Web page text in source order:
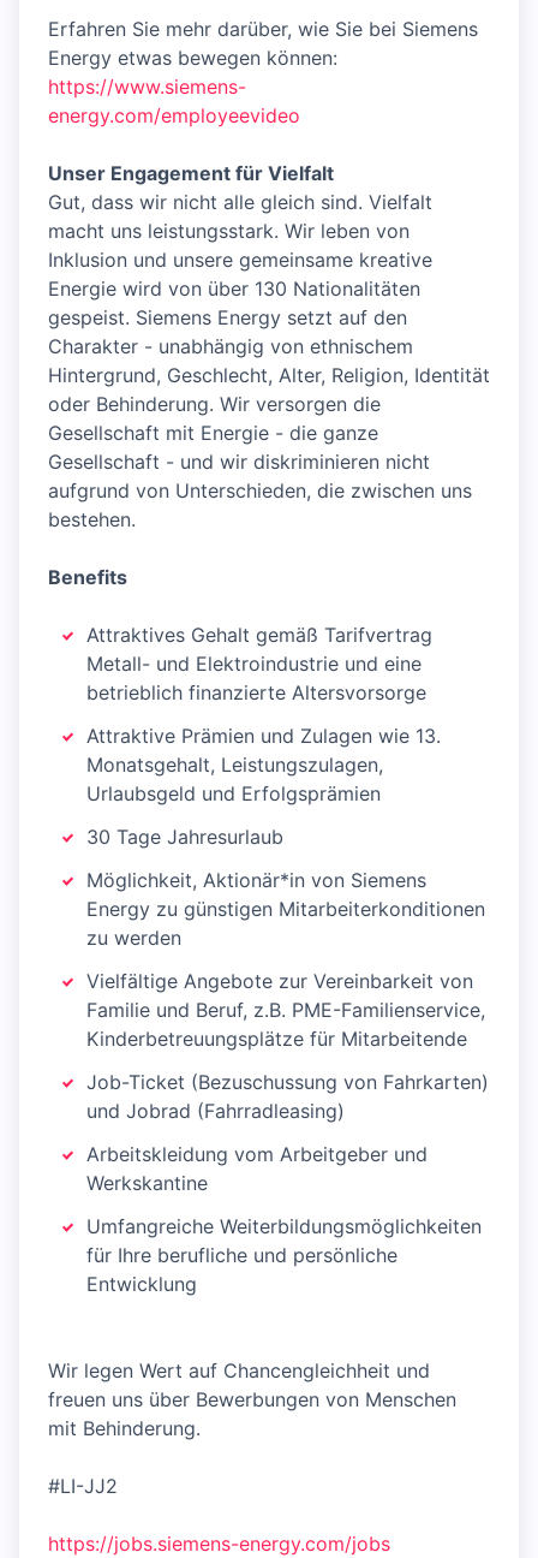
Erfahren Sie mehr darüber, wie Sie bei Siemens
Energy etwas bewegen können:
https://www.siemens-
energy.com/employeevideo
Unser Engagement für Vielfalt
Gut, dass wir nicht alle gleich sind. Vielfalt
macht uns leistungsstark. Wir leben von
Inklusion und unsere gemeinsame kreative
Energie wird von über 130 Nationalitäten
gespeist. Siemens Energy setzt auf den
Charakter - unabhängig von ethnischem
Hintergrund, Geschlecht, Alter, Religion, Identität
oder Behinderung. Wir versorgen die
Gesellschaft mit Energie - die ganze
Gesellschaft - und wir diskriminieren nicht
aufgrund von Unterschieden, die zwischen uns
bestehen.
Benefits
Attraktives Gehalt gemäß Tarifvertrag
Metall- und Elektroindustrie und eine
betrieblich finanzierte Altersvorsorge
Attraktive Prämien und Zulagen wie 13.
Monatsgehalt, Leistungszulagen,
Urlaubsgeld und Erfolgsprämien
30 Tage Jahresurlaub
Möglichkeit, Aktionär*in von Siemens
Energy zu günstigen Mitarbeiterkonditionen
zu werden
Vielfältige Angebote zur Vereinbarkeit von
Familie und Beruf, z.B. PME-Familienservice,
Kinderbetreuungsplätze für Mitarbeitende
Job-Ticket (Bezuschussung von Fahrkarten)
und Jobrad (Fahrradleasing)
Arbeitskleidung vom Arbeitgeber und
Werkskantine
Umfangreiche Weiterbildungsmöglichkeiten
für Ihre berufliche und persönliche
Entwicklung
Wir legen Wert auf Chancengleichheit und
freuen uns über Bewerbungen von Menschen
mit Behinderung.
#LI-JJ2
https://jobs.siemens-energy.com/jobs